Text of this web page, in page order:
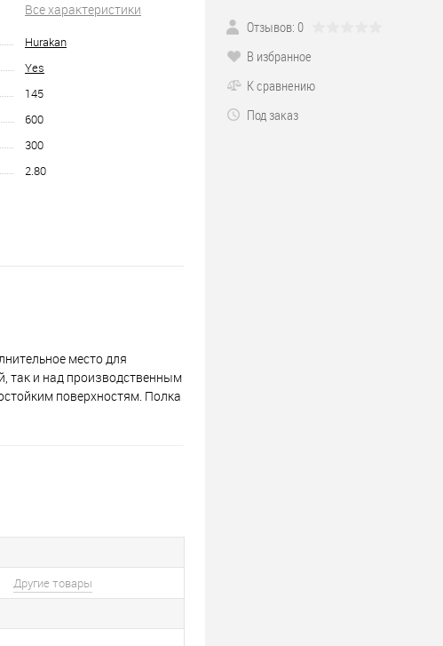
Все характеристики
Hurakan
Yes
145
600
300
2.80
место для
так и над производственным
поверхностям. Полка
Другие товары
Отзывов: 0
В избранное
К сравнению
Под заказ